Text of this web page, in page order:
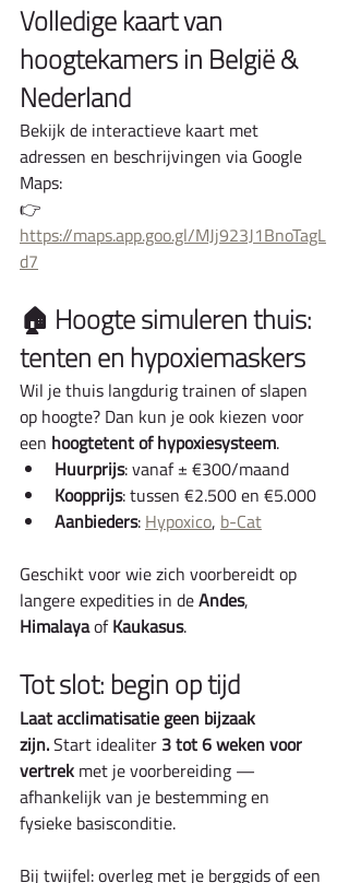
Volledige kaart van
hoogtekamers in België &
Nederland
Bekijk de interactieve kaart met
adressen en beschrijvingen via Google
Maps:
👉
https://maps.app.goo.gl/MJj923J1BnoTagL
d7
🏠 Hoogte simuleren thuis:
tenten en hypoxiemaskers
Wil je thuis langdurig trainen of slapen
op hoogte? Dan kun je ook kiezen voor
een hoogtetent of hypoxiesysteem.
Huurprijs: vanaf ± €300/maand
Koopprijs: tussen €2.500 en €5.000
Aanbieders: Hypoxico, b-Cat
Geschikt voor wie zich voorbereidt op
langere expedities in de Andes,
Himalaya of Kaukasus.
Tot slot: begin op tijd
Laat acclimatisatie geen bijzaak
zijn. Start idealiter 3 tot 6 weken voor
vertrek met je voorbereiding —
afhankelijk van je bestemming en
fysieke basisconditie.
Bij twijfel: overleg met je berggids of een